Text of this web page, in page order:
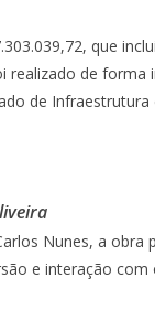
que
de forma
de Infraestrutura
Nunes, a obra
e interação com